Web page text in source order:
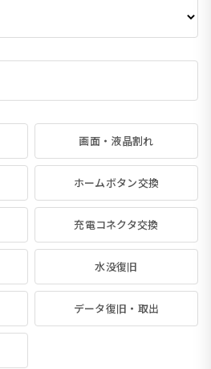
画面・液晶割れ
ホームボタン交換
充電コネクタ交換
水没復旧
データ復旧・取出